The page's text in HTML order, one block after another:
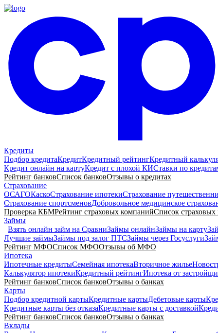
Кредиты
Подбор кредитаКредитКредитный рейтингКредитный
Кредит онлайн на картуКредит с плохой КИСтавки по
Рейтинг банковСписок банковОтзывы о кредитах
Страхование
ОСАГОКаскоСтрахование ипотекиСтрахование
Страхование спортсменовДобровольное медицинское
Проверка КБМРейтинг страховых компанийСписок
Займы
Взять онлайн займ на СравниЗаймы онлайнЗаймы на карту
Лучшие займыЗаймы под залог ПТСЗаймы через Госуслуги
Рейтинг МФОСписок МФООтзывы об МФО
Ипотека
Ипотечные кредитыСемейная ипотекаВторичное жилье
Калькулятор ипотекиКредитный рейтингИпотека от
Рейтинг банковСписок банковОтзывы о банках
Карты
Подбор кредитной картыКредитные картыДебетовые карты
Кредитные карты без отказаКредитные карты с доставкой
Рейтинг банковСписок банковОтзывы о банках
Вклады